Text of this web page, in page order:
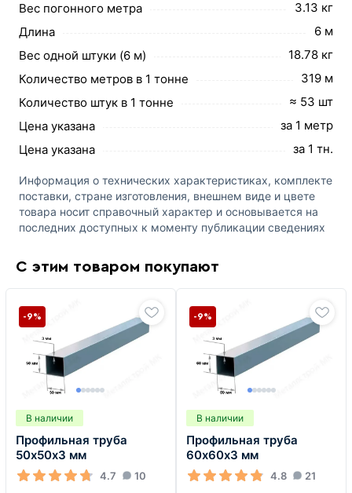
Вес погонного метра
3.13 кг
Длина
6 м
Вес одной штуки (6 м)
18.78 кг
Количество метров в 1 тонне
319 м
Количество штук в 1 тонне
≈ 53 шт
Цена указана
за 1 метр
Цена указана
за 1 тн.
Информация о технических характеристиках, комплекте
поставки, стране изготовления, внешнем виде и цвете
товара носит справочный характер и основывается на
последних доступных к моменту публикации сведениях
С этим товаром покупают
В наличии
Профильная труба
50х50х3 мм
4.7 10
-9%
В наличии
Профильная труба
60х60х3 мм
4.8 21
-9%